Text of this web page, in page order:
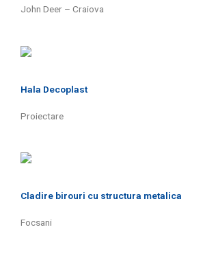
John Deer – Craiova
Hala Decoplast
Proiectare
Cladire birouri cu structura metalica
Focsani